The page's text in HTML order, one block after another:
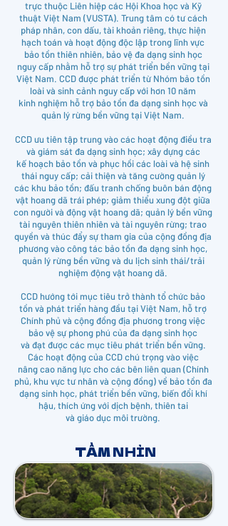
BẢO TỒN ĐA
DẠNG SINH HỌC
BẢO TỒN ĐỘNG
VẬT HOANG DÃ
trực thuộc Liên hiệp các Hội Khoa học và Kỹ
thuật Việt Nam (VUSTA). Trung tâm có tư cách
pháp nhân, con dấu, tài khoản riêng, thực hiện
hạch toán và hoạt động độc lập trong lĩnh vực
bảo tồn thiên nhiên, bảo vệ đa dạng sinh học
nguy cấp nhằm hỗ trợ sự phát triển bền vững tại
Việt Nam. CCD được phát triển từ Nhóm bảo tồn
loài và sinh cảnh nguy cấp với hơn 10 năm
kinh nghiệm hỗ trợ bảo tồn đa dạng sinh học và
quản lý rừng bền vững tại Việt Nam.
CCD ưu tiên tập trung vào các hoạt động điều tra
và giám sát đa dạng sinh học; xây dựng các
kế hoạch bảo tồn và phục hồi các loài và hệ sinh
thái nguy cấp; cải thiện và tăng cường quản lý
các khu bảo tồn; đấu tranh chống buôn bán động
vật hoang dã trái phép; giảm thiểu xung đột giữa
con người và động vật hoang dã; quản lý bền vững
tài nguyên thiên nhiên và tài nguyên rừng; trao
quyền và thúc đẩy sự tham gia của cộng đồng địa
phương vào công tác bảo tồn đa dạng sinh học,
quản lý rừng bền vững và du lịch sinh thái/trải
nghiệm động vật hoang dã.
CCD hướng tới mục tiêu trở thành tổ chức bảo
tồn và phát triển hàng đầu tại Việt Nam, hỗ trợ
Chính phủ và cộng đồng địa phương trong việc
bảo vệ sự phong phú của đa dạng sinh học
và đạt được các mục tiêu phát triển bền vững.
Các hoạt động của CCD chú trọng vào việc
nâng cao năng lực cho các bên liên quan (Chính
phủ, khu vực tư nhân và cộng đồng) về bảo tồn đa
dạng sinh học, phát triển bền vững, biến đổi khí
hậu, thích ứng với dịch bệnh, thiên tai
và giáo dục môi trường.
​TẦM NHÌN